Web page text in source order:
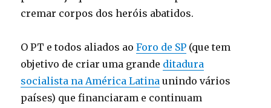
cremar corpos dos heróis abatidos.
O PT e todos aliados aoForo de SP (que tem
objetivo de criar uma grande ditadura
socialista na América Latina unindo vários
países) que financiaram e continuam